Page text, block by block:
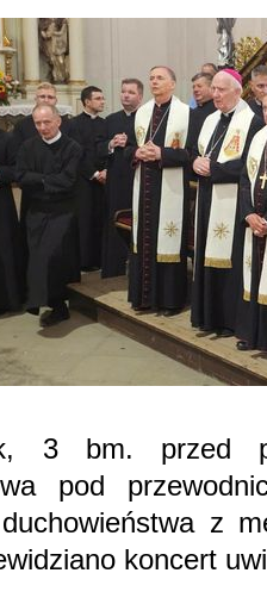
3 bm. przed
pod
duchowieństwa z
koncert